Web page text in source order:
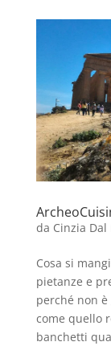
da Cinzia Dal
Cosa si
pietanze e
perché non
come quello
banchetti